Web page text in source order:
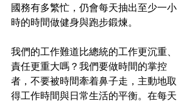
國務有多繁忙，仍會每天抽出至少一小
時的時間做健身與跑步鍛煉。
我們的工作難道比總統的工作更沉重、
責任更重大嗎？我們要做時間的掌控
者，不要被時間牽着鼻子走，主動地取
得工作時間與日常生活的平衡。在每天